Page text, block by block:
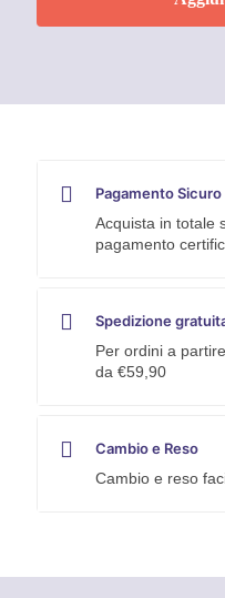
L
Pagamento Sicuro
Acquista in totale
pagamento
Spedizione
Per ordini a partire
da €59,90
Cambio e Reso
Cambio e reso